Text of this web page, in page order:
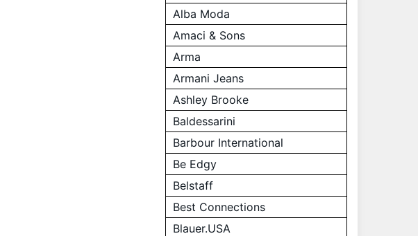
Alba Moda
Amaci & Sons
Arma
Armani Jeans
Ashley Brooke
Baldessarini
Barbour International
Be Edgy
Belstaff
Best Connections
Blauer.USA